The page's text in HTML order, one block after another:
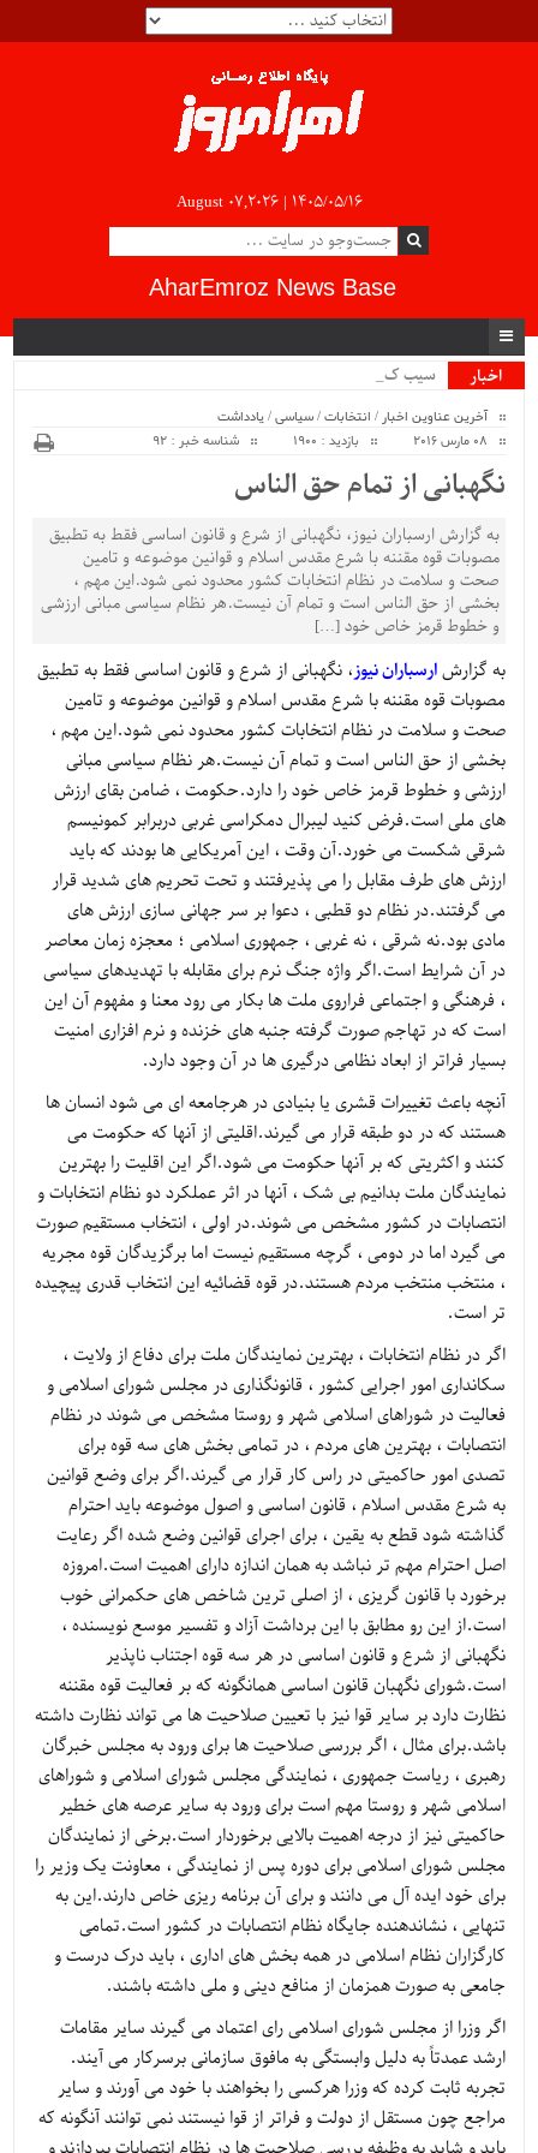
August 07,2026 | ۱۴۰۵/۰۵/۱۶
AharEmroz News Base
اخبار
سیب کشاورز.
آخرین عناوین اخبار / انتخابات/سیاسی/یادداشت
بازدید : 1900 شناسه خبر : 92
نگهبانی از تمام حق الناس
به گزارش ارسباران نیوز، نگهبانی از شرع و قانون اساسی فقط به تطبیق
مصوبات قوه مقننه با شرع مقدس اسلام و قوانین موضوعه و تامین
صحت و سلامت در نظام انتخابات کشور محدود نمی شود.این مهم ،
بخشی از حق الناس است و تمام آن نیست.هر نظام سیاسی مبانی ارزشی
و خطوط قرمز خاص خود […]
به گزارشارسباران نیوز، نگهبانی از شرع و قانون اساسی فقط به تطبیق
مصوبات قوه مقننه با شرع مقدس اسلام و قوانین موضوعه و تامین
صحت و سلامت در نظام انتخابات کشور محدود نمی شود.این مهم ،
بخشی از حق الناس است و تمام آن نیست.هر نظام سیاسی مبانی
ارزشی و خطوط قرمز خاص خود را دارد.حکومت ، ضامن بقای ارزش
های ملی است.فرض کنید لیبرال دمکراسی غربی دربرابر کمونیسم
شرقی شکست می خورد.آن وقت ، این آمریکایی ها بودند که باید
ارزش های طرف مقابل را می پذیرفتند و تحت تحریم های شدید قرار
می گرفتند.در نظام دو قطبی ، دعوا بر سر جهانی سازی ارزش های
مادی بود.نه شرقی ، نه غربی ، جمهوری اسلامی ؛ معجزه زمان معاصر
در آن شرایط است.اگر واژه جنگ نرم برای مقابله با تهدیدهای سیاسی
، فرهنگی و اجتماعی فراروی ملت ها بکار می رود معنا و مفهوم آن این
است که در تهاجم صورت گرفته جنبه های خزنده و نرم افزاری امنیت
بسیار فراتر از ابعاد نظامی درگیری ها در آن وجود دارد.
آنچه باعث تغییرات قشری یا بنیادی در هرجامعه ای می شود انسان ها
هستند که در دو طبقه قرار می گیرند.اقلیتی از آنها که حکومت می
کنند و اکثریتی که بر آنها حکومت می شود.اگر این اقلیت را بهترین
نمایندگان ملت بدانیم بی شک ، آنها در اثر عملکرد دو نظام انتخابات و
انتصابات در کشور مشخص می شوند.در اولی ، انتخاب مستقیم صورت
می گیرد اما در دومی ، گرچه مستقیم نیست اما برگزیدگان قوه مجریه
، منتخب منتخب مردم هستند.در قوه قضائیه این انتخاب قدری پیچیده
تر است.
اگر در نظام انتخابات ، بهترین نمایندگان ملت برای دفاع از ولایت ،
سکانداری امور اجرایی کشور ، قانونگذاری در مجلس شورای اسلامی و
فعالیت در شوراهای اسلامی شهر و روستا مشخص می شوند در نظام
انتصابات ، بهترین های مردم ، در تمامی بخش های سه قوه برای
تصدی امور حاکمیتی در راس کار قرار می گیرند.اگر برای وضع قوانین
به شرع مقدس اسلام ، قانون اساسی و اصول موضوعه باید احترام
گذاشته شود قطع به یقین ، برای اجرای قوانین وضع شده اگر رعایت
اصل احترام مهم تر نباشد به همان اندازه دارای اهمیت است.امروزه
برخورد با قانون گریزی ، از اصلی ترین شاخص های حکمرانی خوب
است.از این رو مطابق با این برداشت آزاد و تفسیر موسع نویسنده ،
نگهبانی از شرع و قانون اساسی در هر سه قوه اجتناب ناپذیر
است.شورای نگهبان قانون اساسی همانگونه که بر فعالیت قوه مقننه
نظارت دارد بر سایر قوا نیز با تعیین صلاحیت ها می تواند نظارت داشته
باشد.برای مثال ، اگر بررسی صلاحیت ها برای ورود به مجلس خبرگان
رهبری ، ریاست جمهوری ، نمایندگی مجلس شورای اسلامی و شوراهای
اسلامی شهر و روستا مهم است برای ورود به سایر عرصه های خطیر
حاکمیتی نیز از درجه اهمیت بالایی برخوردار است.برخی از نمایندگان
مجلس شورای اسلامی برای دوره پس از نمایندگی ، معاونت یک وزیر را
برای خود ایده آل می دانند و برای آن برنامه ریزی خاص دارند.این به
تنهایی ، نشاندهنده جایگاه نظام انتصابات در کشور است.تمامی
کارگزاران نظام اسلامی در همه بخش های اداری ، باید درک درست و
جامعی به صورت همزمان از منافع دینی و ملی داشته باشند.
اگر وزرا از مجلس شورای اسلامی رای اعتماد می گیرند سایر مقامات
ارشد عمدتاً به دلیل وابستگی به مافوق سازمانی برسرکار می آیند.
تجربه ثابت کرده که وزرا هرکسی را بخواهند با خود می آورند و سایر
مراجع چون مستقل از دولت و فراتر از قوا نیستند نمی توانند آنگونه که